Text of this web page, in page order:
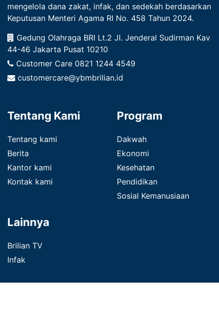
mengelola dana zakat, infak, dan sedekah berdasarkan
Keputusan Menteri Agama RI No. 458 Tahun 2024.
Gedung Olahraga BRI Lt.2 Jl. Jenderal Sudirman Kav
44-46 Jakarta Pusat 10210
Customer Care 0821 1244 4549
customercare@ybmbrilian.id
Tentang Kami
Tentang kami
Berita
Kantor kami
Kontak kami
Program
Dakwah
Ekonomi
Kesehatan
Pendidikan
Sosial Kemanusiaan
Lainnya
Brilian TV
Infak